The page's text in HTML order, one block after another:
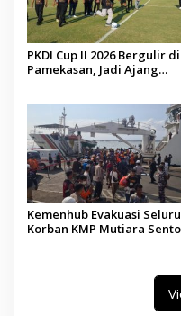
PKDI Cup II 2026 Bergulir di
Pamekasan, Jadi Ajang
Kemenhub Evakuasi
Korban KMP Mutiara